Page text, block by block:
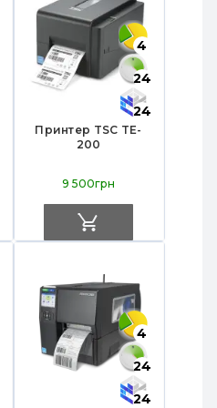
4
24
24
Принтер TSC TE-
200
9 500грн
4
24
24